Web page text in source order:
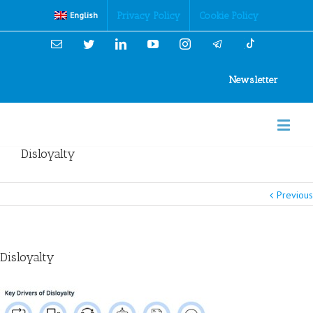
English Privacy Policy Cookie Policy
Email TwitterLinkedinYouTubeInstagram
Newsletter
Disloyalty
Previous
Disloyalty
Cookies Policy